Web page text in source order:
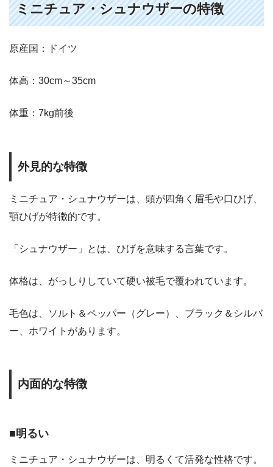
ミニチュア・シュナウザーの特徴
原産国：ドイツ
体高：30cm～35cm
体重：7kg前後
外見的な特徴
ミニチュア・シュナウザーは、頭が四角く眉毛や口ひげ、
顎ひげが特徴的です。
「シュナウザー」とは、ひげを意味する言葉です。
体格は、がっしりしていて硬い被毛で覆われています。
毛色は、ソルト＆ペッパー（グレー）、ブラック＆シルバ
ー、ホワイトがあります。
内面的な特徴
■明るい
ミニチュア・シュナウザーは、明るくて活発な性格です。